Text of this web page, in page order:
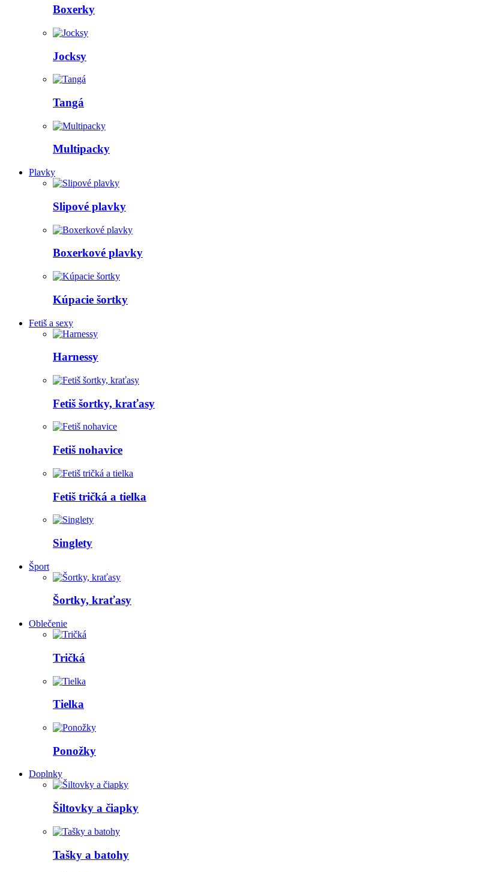
Boxerky
Jocksy
Tangá
Multipacky
Plavky
Slipové plavky
Boxerkové plavky
Kúpacie šortky
Fetiš a sexy
Harnessy
Fetiš šortky, kraťasy
Fetiš nohavice
Fetiš tričká a tielka
Singlety
Šport
Šortky, kraťasy
Oblečenie
Tričká
Tielka
Ponožky
Doplnky
Šiltovky a čiapky
Tašky a batohy